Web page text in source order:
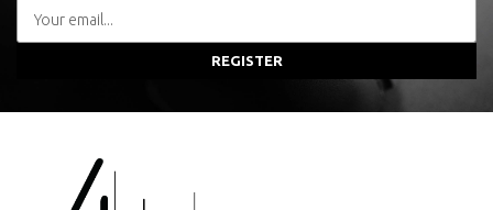
REGISTER